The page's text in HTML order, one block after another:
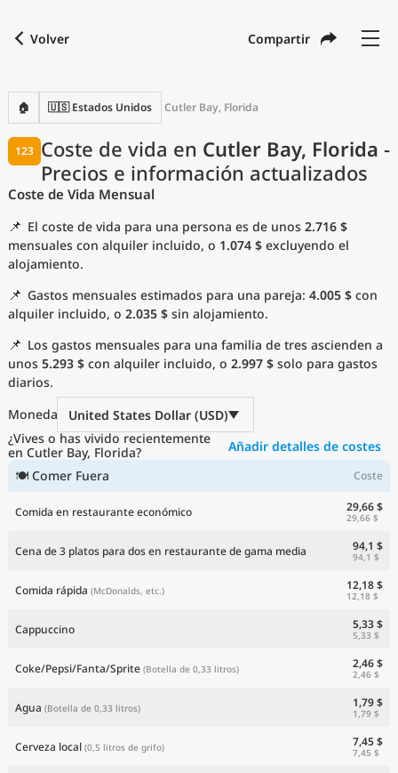
Volver Compartir
🏠 🇺🇸 Estados Unidos Cutler Bay, Florida
Coste de vida en Cutler Bay, Florida -
Precios e información actualizados
123
Coste de Vida Mensual
📌 El coste de vida para una persona es de unos 2.716 $
mensuales con alquiler incluido, o 1.074 $ excluyendo el
alojamiento.
📌 Gastos mensuales estimados para una pareja: 4.005 $ con
alquiler incluido, o 2.035 $ sin alojamiento.
📌 Los gastos mensuales para una familia de tres ascienden a
unos 5.293 $ con alquiler incluido, o 2.997 $ solo para gastos
diarios.
Moneda
United States Dollar (USD)
¿Vives o has vivido recientemente
en Cutler Bay, Florida?
Añadir detalles de costes
🍽 Comer Fuera
Coste
Comida en restaurante económico 29,66 $
29,66 $
Cena de 3 platos para dos en restaurante de gama media 94,1 $
94,1 $
Comida rápida (McDonalds, etc.) 12,18 $
12,18 $
Cappuccino 5,33 $
5,33 $
Coke/Pepsi/Fanta/Sprite (Botella de 0,33 litros) 2,46 $
2,46 $
Agua (Botella de 0,33 litros) 1,79 $
1,79 $
Cerveza local (0,5 litros de grifo) 7,45 $
7,45 $
con
Idioma Español
Moneda USD United States Dollar
Unidades de medida
Índice del coste de vida
Ciudades asequibles por tamaño
Precios actuales por ciudad
Precios actuales por país